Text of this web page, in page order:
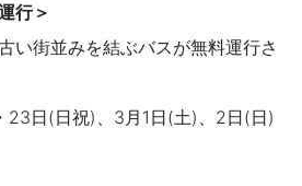
行＞
い街並みを結ぶバスが無料運行さ
日(日祝)、3月1日(土)、2日(日)